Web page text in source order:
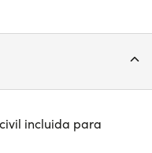
incluida para